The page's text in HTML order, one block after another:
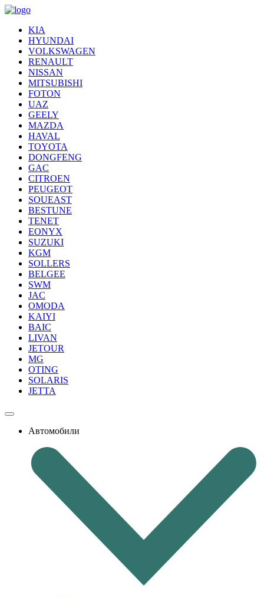
KIA
HYUNDAI
VOLKSWAGEN
RENAULT
NISSAN
MITSUBISHI
FOTON
UAZ
GEELY
MAZDA
HAVAL
TOYOTA
DONGFENG
GAC
CITROEN
PEUGEOT
SOUEAST
BESTUNE
TENET
EONYX
SUZUKI
KGM
SOLLERS
BELGEE
SWM
JAC
OMODA
KAIYI
BAIC
LIVAN
JETOUR
MG
OTING
SOLARIS
JETTA
Автомобили